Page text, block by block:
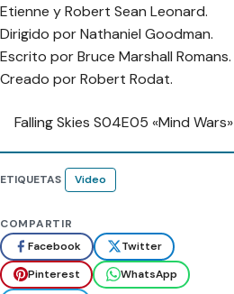
Etienne y Robert Sean Leonard.
Dirigido por Nathaniel Goodman.
Escrito por Bruce Marshall Romans.
Creado por Robert Rodat.
Falling Skies S04E05 «Mind Wars»
ETIQUETAS Video
COMPARTIR
Facebook
Twitter
Pinterest
WhatsApp